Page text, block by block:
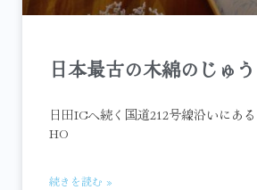
日本最古の木綿のじゅう
日田ICへ続く国道212号線沿いにあ
HO
続きを読む »